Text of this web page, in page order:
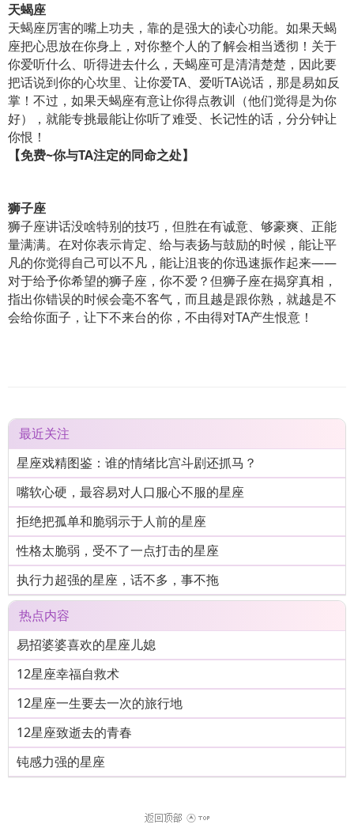
天蝎座
天蝎座厉害的嘴上功夫，靠的是强大的读心功能。如果天蝎
座把心思放在你身上，对你整个人的了解会相当透彻！关于
你爱听什么、听得进去什么，天蝎座可是清清楚楚，因此要
把话说到你的心坎里、让你爱TA、爱听TA说话，那是易如反
掌！不过，如果天蝎座有意让你得点教训（他们觉得是为你
好），就能专挑最能让你听了难受、长记性的话，分分钟让
你恨！
【免费~你与TA注定的同命之处】
狮子座
狮子座讲话没啥特别的技巧，但胜在有诚意、够豪爽、正能
量满满。在对你表示肯定、给与表扬与鼓励的时候，能让平
凡的你觉得自己可以不凡，能让沮丧的你迅速振作起来——
对于给予你希望的狮子座，你不爱？但狮子座在揭穿真相，
指出你错误的时候会毫不客气，而且越是跟你熟，就越是不
会给你面子，让下不来台的你，不由得对TA产生恨意！
最近关注
星座戏精图鉴：谁的情绪比宫斗剧还抓马？
嘴软心硬，最容易对人口服心不服的星座
拒绝把孤单和脆弱示于人前的星座
性格太脆弱，受不了一点打击的星座
执行力超强的星座，话不多，事不拖
热点内容
易招婆婆喜欢的星座儿媳
12星座幸福自救术
12星座一生要去一次的旅行地
12星座致逝去的青春
钝感力强的星座